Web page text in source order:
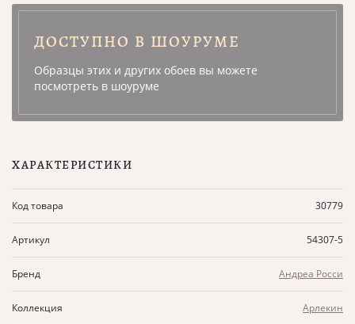
ДОСТУПНО В ШОУРУМЕ
Образцы этих и других обоев вы можете
посмотреть в шоуруме
ХАРАКТЕРИСТИКИ
Код товара 30779
Артикул 54307-5
Бренд Андреа Росси
Коллекция Арлекин